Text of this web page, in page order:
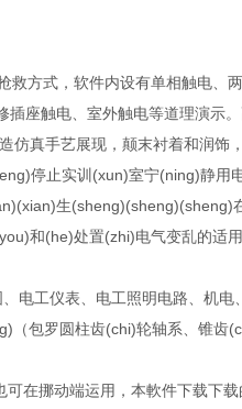
方式，软件内设有单相触电、
座触电、室外触电等道理演示
仿真手艺展现，颠末衬着和润饰
停止实训(xun)室宁(ning)静用
生(sheng)(sheng)(sheng)
和(he)处置(zhi)电气变乱的适
电工仪表、电工照明电路、机电
（包罗圆柱齿(chi)轮轴系、锥
在挪动端运用，本軟件下载下